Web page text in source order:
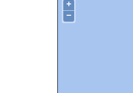
+
−